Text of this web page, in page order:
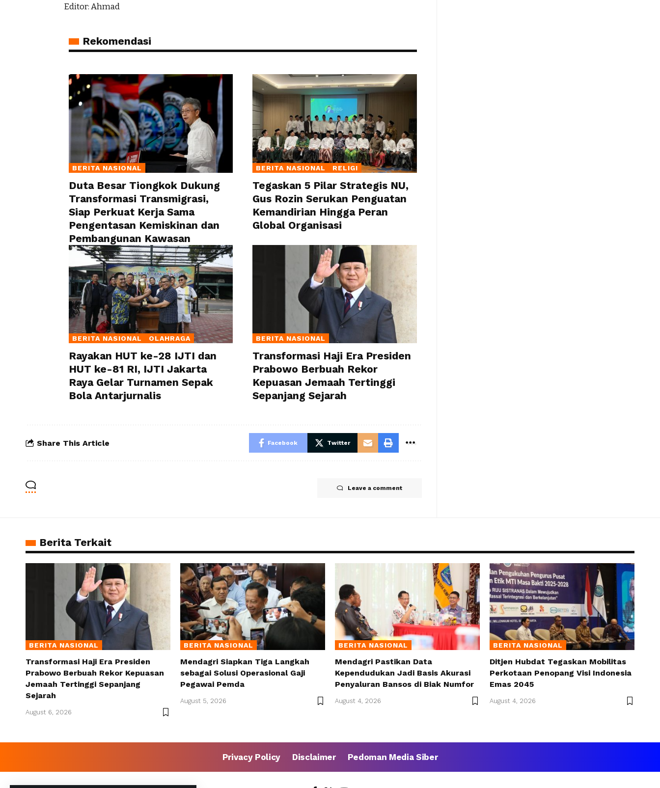
Editor: Ahmad
Rekomendasi
BERITA NASIONAL
Duta Besar Tiongkok Dukung
Transformasi Transmigrasi,
Siap Perkuat Kerja Sama
Pengentasan Kemiskinan dan
Pembangunan Kawasan
BERITA NASIONAL RELIGI
Tegaskan 5 Pilar Strategis NU,
Gus Rozin Serukan Penguatan
Kemandirian Hingga Peran
Global Organisasi
BERITA NASIONAL OLAHRAGA
Rayakan HUT ke-28 IJTI dan
HUT ke-81 RI, IJTI Jakarta
Raya Gelar Turnamen Sepak
Bola Antarjurnalis
BERITA NASIONAL
Transformasi Haji Era Presiden
Prabowo Berbuah Rekor
Kepuasan Jemaah Tertinggi
Sepanjang Sejarah
Share This Article Facebook Twitter
Leave a comment
Berita Terkait
BERITA NASIONAL
Transformasi Haji Era Presiden
Prabowo Berbuah Rekor Kepuasan
Jemaah Tertinggi Sepanjang
Sejarah
August 6, 2026
BERITA NASIONAL
Mendagri Siapkan Tiga Langkah
sebagai Solusi Operasional Gaji
Pegawai Pemda
August 5, 2026
BERITA NASIONAL
Mendagri Pastikan Data
Kependudukan Jadi Basis Akurasi
Penyaluran Bansos di Biak Numfor
August 4, 2026
BERITA NASIONAL
Ditjen Hubdat Tegaskan Mobilitas
Perkotaan Penopang Visi Indonesia
Emas 2045
August 4, 2026
Privacy Policy Disclaimer Pedoman Media Siber